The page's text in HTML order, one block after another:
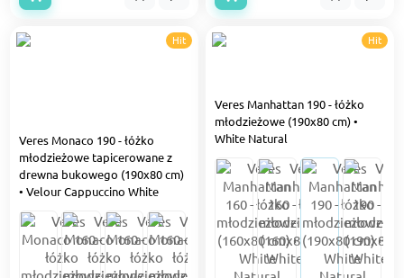
Hit
Veres Monaco 190 - łóżko
młodzieżowe tapicerowane z
drewna bukowego (190x80 cm)
• Velour Cappuccino White
Hit
Veres Manhattan 190 - łóżko
młodzieżowe (190x80 cm) •
White Natural